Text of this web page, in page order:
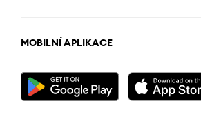
MOBILNÍ APLIKACE